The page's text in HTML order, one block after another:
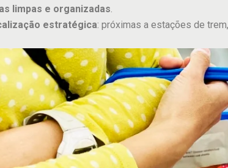
limpas e organizadas.
estratégica: próximas a estações de